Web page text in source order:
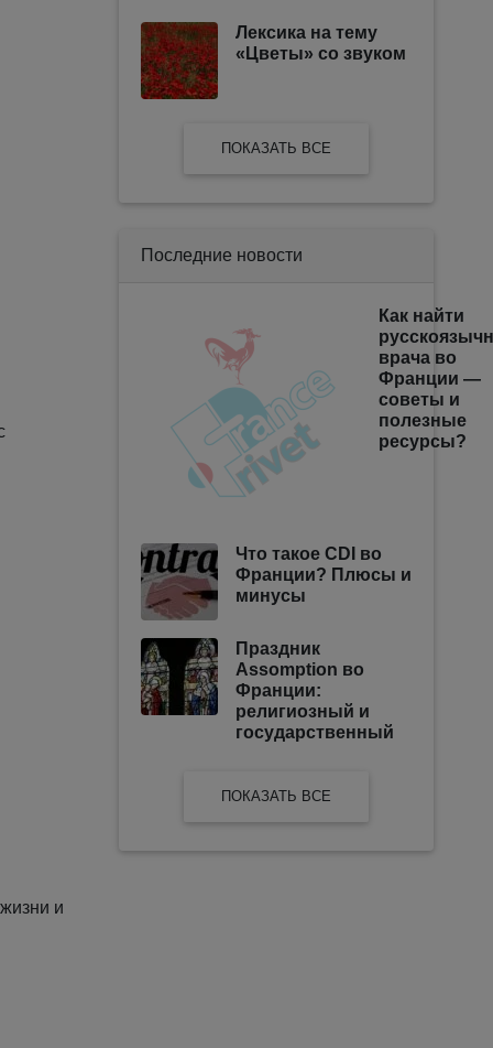
и
Лексика на тему
«Цветы» со звуком
ПОКАЗАТЬ ВСЕ
Последние новости
Как найти
врача во
Франции —
советы и
полезные
ресурсы?
Что такое CDI во
Франции? Плюсы и
минусы
Праздник
Assomption во
Франции:
религиозный и
государственный
ПОКАЗАТЬ ВСЕ